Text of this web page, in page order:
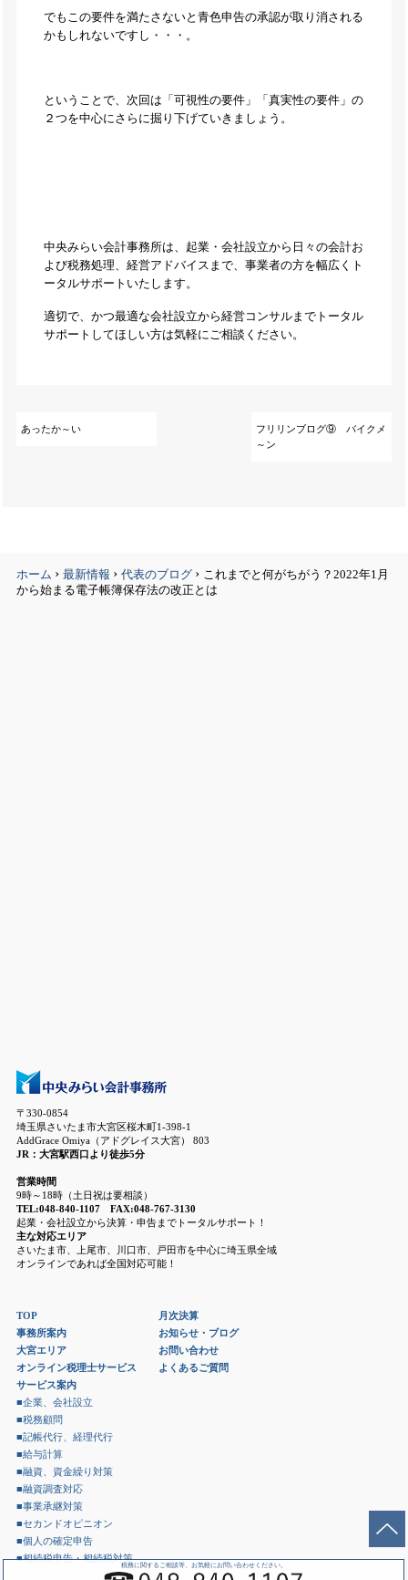
税務に関するご相談等、お気軽にお問い合わせください。
でもこの要件を満たさないと青色申告の承認が取り消される
かもしれないですし・・・。
ということで、次回は「可視性の要件」「真実性の要件」の
２つを中心にさらに掘り下げていきましょう。
中央みらい会計事務所は、起業・会社設立から日々の会計お
よび税務処理、経営アドバイスまで、事業者の方を幅広くト
ータルサポートいたします。
適切で、かつ最適な会社設立から経営コンサルまでトータル
サポートしてほしい方は気軽にご相談ください。
あったか～い
フリリンブログ⑨ バイクメ
～ン
ホーム › 最新情報 › 代表のブログ › これまでと何がちがう？2022年1月
から始まる電子帳簿保存法の改正とは
〒330-0854
埼玉県さいたま市大宮区桜木町1-398-1
AddGrace Omiya（アドグレイス大宮） 803
JR：大宮駅西口より徒歩5分
営業時間
9時～18時（土日祝は要相談）
TEL:048-840-1107 FAX:048-767-3130
起業・会社設立から決算・申告までトータルサポート！
主な対応エリア
さいたま市、上尾市、川口市、戸田市を中心に埼玉県全域
オンラインであれば全国対応可能！
TOP
事務所案内
大宮エリア
オンライン税理士サービス
サービス案内
■企業、会社設立
■税務顧問
■記帳代行、経理代行
■給与計算
■融資、資金繰り対策
■融資調査対応
■事業承継対策
■セカンドオピニオン
■個人の確定申告
■相続税申告・相続税対策
月次決算
お知らせ・ブログ
お問い合わせ
よくあるご質問